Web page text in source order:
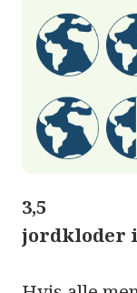
3,5
jordkloder